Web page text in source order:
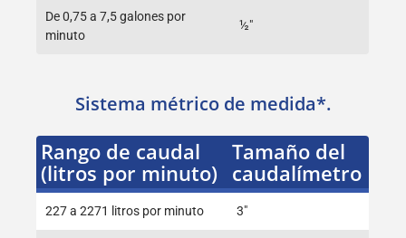
De 0,75 a 7,5 galones por
minuto
½"
Sistema métrico de medida*.
Rango de caudal
(litros por minuto)
Tamaño del
caudalímetro
227 a 2271 litros por minuto 3″